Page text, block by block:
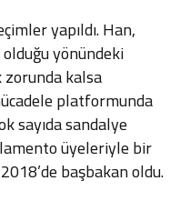
yapıldı. Han,
yönündeki
kalsa
platformunda
sayıda sandalye
üyeleriyle bir
başbakan oldu.